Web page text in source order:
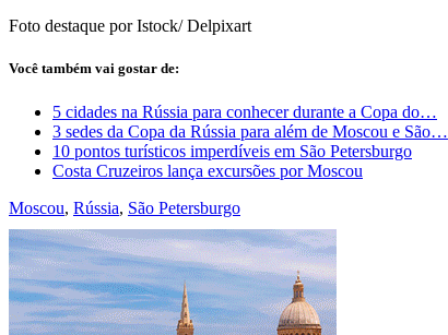
Foto destaque por Istock/ Delpixart
Você também vai gostar de:
5 cidades na Rússia para conhecer durante a Copa do…
3 sedes da Copa da Rússia para além de Moscou e São…
10 pontos turísticos imperdíveis em São Petersburgo
Costa Cruzeiros lança excursões por Moscou
Moscou, Rússia, São Petersburgo